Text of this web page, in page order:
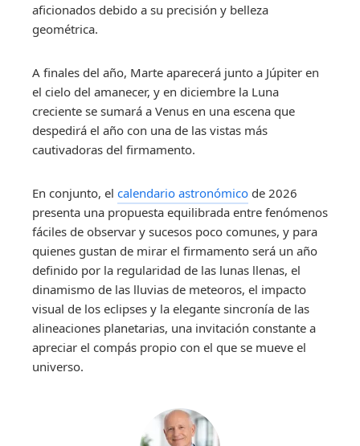
aficionados debido a su precisión y belleza
geométrica.
A finales del año, Marte aparecerá junto a Júpiter en
el cielo del amanecer, y en diciembre la Luna
creciente se sumará a Venus en una escena que
despedirá el año con una de las vistas más
cautivadoras del firmamento.
En conjunto, el calendario astronómico de 2026
presenta una propuesta equilibrada entre fenómenos
fáciles de observar y sucesos poco comunes, y para
quienes gustan de mirar el firmamento será un año
definido por la regularidad de las lunas llenas, el
dinamismo de las lluvias de meteoros, el impacto
visual de los eclipses y la elegante sincronía de las
alineaciones planetarias, una invitación constante a
apreciar el compás propio con el que se mueve el
universo.